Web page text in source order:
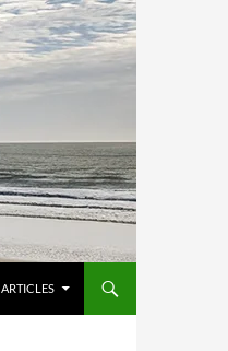
ARTICLES